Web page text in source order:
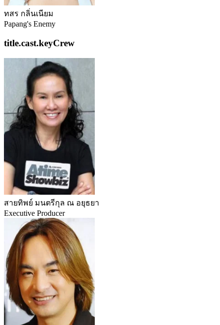
ทสร กลิ่นเนียม
Papang's Enemy
title.cast.keyCrew
สายทิพย์ มนตรีกุล ณ อยุธยา
Executive Producer